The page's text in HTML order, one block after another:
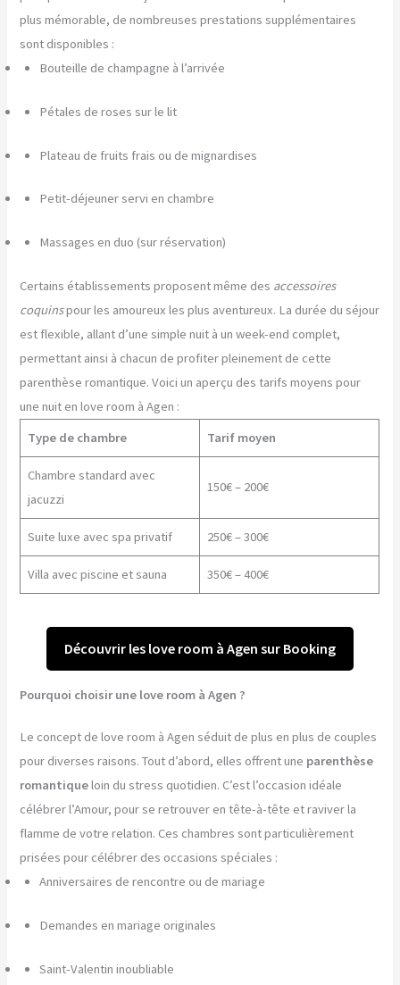
plus mémorable, de nombreuses prestations supplémentaires
sont disponibles :
Bouteille de champagne à l’arrivée
Pétales de roses sur le lit
Plateau de fruits frais ou de mignardises
Petit-déjeuner servi en chambre
Massages en duo (sur réservation)
Certains établissements proposent même des accessoires
coquinspour les amoureux les plus aventureux. La durée du séjour
est flexible, allant d’une simple nuit à un week-end complet,
permettant ainsi à chacun de profiter pleinement de cette
parenthèse romantique. Voici un aperçu des tarifs moyens pour
une nuit en love room à Agen :
Type de chambre
Tarif moyen
Chambre standard avec
jacuzzi
150€ – 200€
Suite luxe avec spa privatif 250€ – 300€
Villa avec piscine et sauna 350€ – 400€
Découvrir les love room à Agen sur Booking
Pourquoi choisir une love room à Agen ?
Le concept de love room à Agen séduit de plus en plus de couples
pour diverses raisons. Tout d’abord, elles offrent une parenthèse
romantiqueloin du stress quotidien. C’est l’occasion idéale
célébrer l’Amour, pour se retrouver en tête-à-tête et raviver la
flamme de votre relation. Ces chambres sont particulièrement
prisées pour célébrer des occasions spéciales :
Anniversaires de rencontre ou de mariage
Demandes en mariage originales
Saint-Valentin inoubliable